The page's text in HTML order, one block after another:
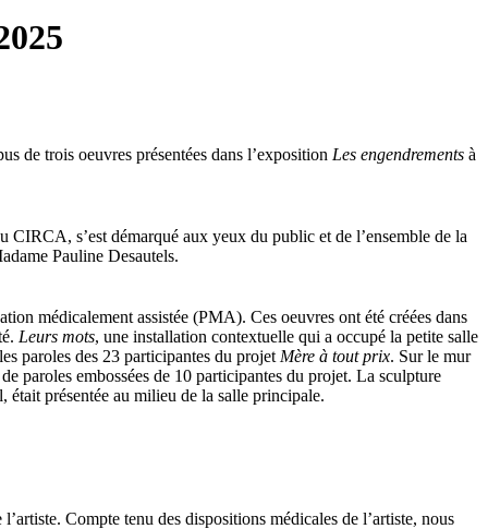
de trois oeuvres présentées dans l’exposition Les engendrements à
s’est démarqué aux yeux du public et de l’ensemble de la
Pauline Desautels.
médicalement assistée (PMA). Ces oeuvres ont été créées dans
Leurs mots, une installation contextuelle qui a occupé la petite salle
paroles des 23 participantes du projet Mère à tout prix. Sur le mur
paroles embossées de 10 participantes du projet. La sculpture
était présentée au milieu de la salle principale.
Compte tenu des dispositions médicales de l’artiste, nous